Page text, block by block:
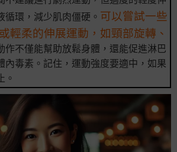
循環，減少肌肉僵硬。 可以嘗試一些
輕柔的伸展運動，如頸部旋轉、
作不僅能幫助放鬆身體，還能促進淋巴
內毒素。記住，運動強度要適中，如果
。